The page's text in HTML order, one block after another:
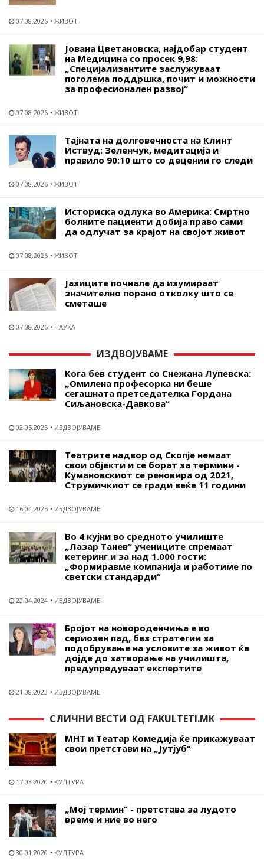
07.08.2026 ЖИВОТ
Јована Цветановска, најдобар студент
на Медицина со просек 9,98:
„Специјализантите заслужуваат
поголема поддршка, почит и можности
за професионален развој“
07.08.2026 ЖИВОТ
Тајната на долговечноста на Клинт
Иствуд: Зеленчук, медитација и
правило 90:10 што со децении го следи
07.08.2026 ЖИВОТ
Историска одлука во Америка: Смртно
болните пациенти добија право сами
да одлучат за крајот на својот живот
07.08.2026 ЖИВОТ
Јазиците почнале да изумираат
значително порано отколку што се
сметаше
07.08.2026 НАУКА
ИЗДВОЈУВАМЕ
Кога бев студент со Снежана Лупевска:
„Омилена професорка ни беше
сегашната претседателка Гордана
Сиљановска-Давкова“
02.05.2025 ИЗДВОЈУВАМЕ
Театрите надвор од Скопје немаат
свои објекти и се борат за термини -
Кумановскиот се реновира од 2021,
Струмичкиот се гради веќе 11 години
16.04.2025 ИЗДВОЈУВАМЕ
Во 4 кујни во средното училиште
„Лазар Танев“ учениците спремаат
кетеринг и за над 1.000 гости:
„Формиравме компанија и работиме по
светски стандарди“
22.04.2024 ИЗДВОЈУВАМЕ
Бројот на новороденчиња е во
сериозен пад, без стратегии за
подобрување на условите за живот ќе
дојде до затворање на училишта,
предупредуваат експертите
21.08.2023 ИЗДВОЈУВАМЕ
СЛИЧНИ ВЕСТИ ОД FAKULTETI.MK
МНТ и Театар Комедија ќе прикажуваат
свои претстави на „Јутјуб“
17.03.2020 КУЛТУРА
„Мој термин“ - претстава за лудото
време и ние во него
30.01.2020 КУЛТУРА